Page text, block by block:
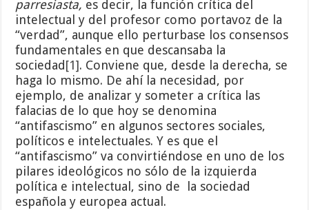
parresiasta, es decir, la función crítica del
intelectual y del profesor como portavoz de la
“verdad”, aunque ello perturbase los consensos
fundamentales en que descansaba la
sociedad[1]. Conviene que, desde la derecha, se
haga lo mismo. De ahí la necesidad, por
ejemplo, de analizar y someter a crítica las
falacias de lo que hoy se denomina
“antifascismo” en algunos sectores sociales,
políticos e intelectuales. Y es que el
“antifascismo” va convirtiéndose en uno de los
pilares ideológicos no sólo de la izquierda
política e intelectual, sino de la sociedad
española y europea actual.